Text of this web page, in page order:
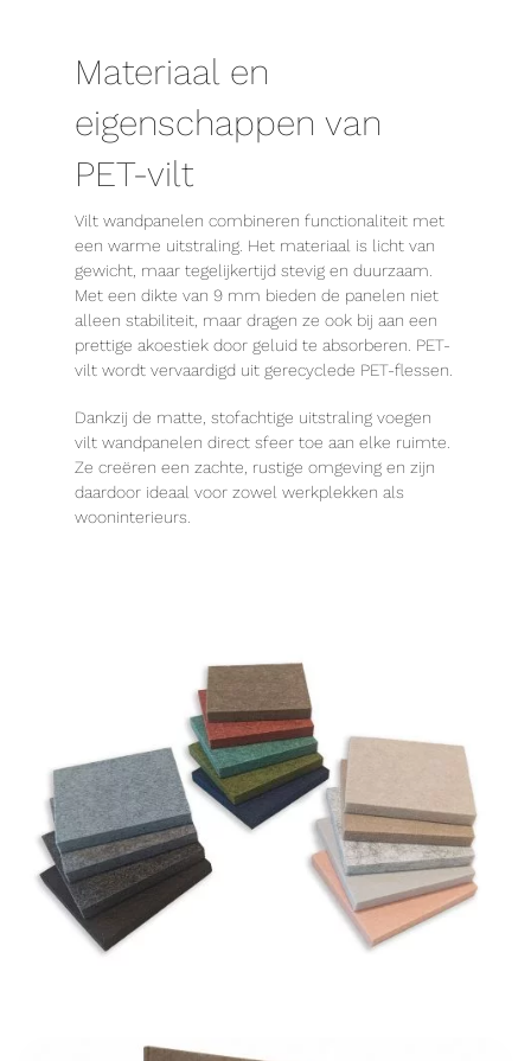
Materiaal en
eigenschappen van
PET-vilt
Vilt wandpanelen combineren functionaliteit met
een warme uitstraling. Het materiaal is licht van
gewicht, maar tegelijkertijd stevig en duurzaam.
Met een dikte van 9 mm bieden de panelen niet
alleen stabiliteit, maar dragen ze ook bij aan een
prettige akoestiek door geluid te absorberen. PET-
vilt wordt vervaardigd uit gerecyclede PET-flessen.
Dankzij de matte, stofachtige uitstraling voegen
vilt wandpanelen direct sfeer toe aan elke ruimte.
Ze creëren een zachte, rustige omgeving en zijn
daardoor ideaal voor zowel werkplekken als
wooninterieurs.